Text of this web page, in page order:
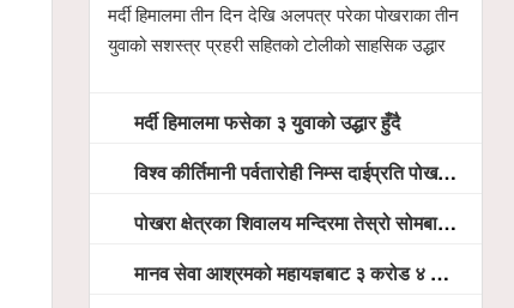
मर्दी हिमालमा तीन दिन देखि अलपत्र परेका पोखराका तीन
युवाको सशस्त्र प्रहरी सहितको टोलीको साहसिक उद्धार
मर्दी हिमालमा फसेका ३ युवाको उद्धार हुँदै
विश्व कीर्तिमानी पर्वतारोही निम्स दाईप्रति पोखरामा श्रद्धाञ्जली, दीप प्रज्वलन गर्दै योगदानको प्रशंसा (भिडियो सहित)
पोखरा क्षेत्रका शिवालय मन्दिरमा तेस्रो सोमबार भक्तजनको बिहानैदेखि घुइँचो
मानव सेवा आश्रमको महायज्ञबाट ३ करोड ४ लाख ५९ हजार बचत, १ करोड ४४ लाख उठ्न बाँकी, विना संचार माध्यम तर प्रचार प्रसारमै भयो १९ लाख खर्च !